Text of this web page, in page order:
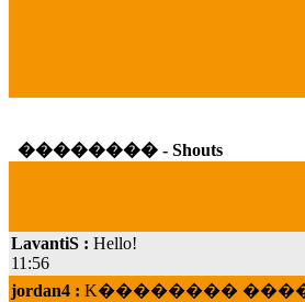
�������� - Shouts
11:56
jordan4 :K��������
19:45